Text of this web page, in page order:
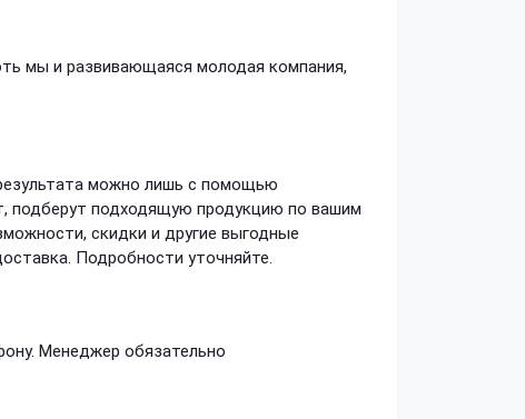
мы и развивающаяся молодая компания,
можно лишь с помощью
подберут подходящую продукцию по вашим
скидки и другие выгодные
Подробности уточняйте.
Менеджер обязательно